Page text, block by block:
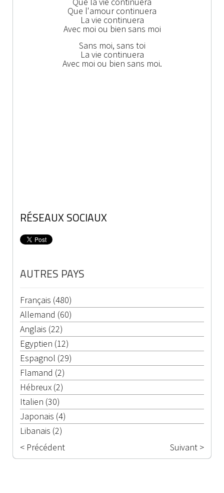
Que l'amour continuera
La vie continuera
Avec moi ou bien sans moi
Sans moi, sans toi
La vie continuera
Avec moi ou bien sans moi.
RÉSEAUX SOCIAUX
AUTRES PAYS
Français (480)
Allemand (60)
Anglais (22)
Egyptien (12)
Espagnol (29)
Flamand (2)
Hébreux (2)
Italien (30)
Japonais (4)
Libanais (2)
< Précédent
Suivant >